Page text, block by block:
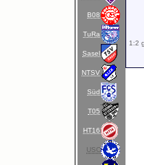
B08
TuRa
Sasel
NTSV
Süd
T05
HT16
USC
1:2